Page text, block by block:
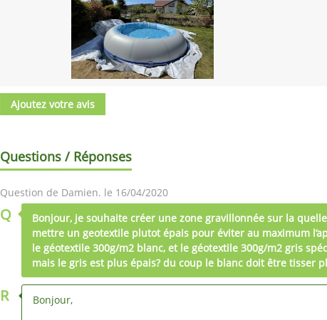
Ajoutez votre avis
Questions / Réponses
Question de Damien. le 16/04/2020
Q
Bonjour, je souhaite créer une zone gravillonnée sur la
mettre un geotextile plutot épais pour éviter au maximum
le géotextile 300g/m2 blanc, et le géotextile 300g/m2 gris
mais le gris est plus épais? du coup le blanc doit être tisser
R Bonjour,